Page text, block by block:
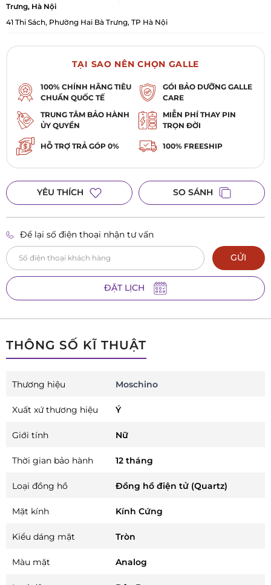
Trưng, Hà Nội
41 Thi Sách, Phường Hai Bà Trưng, TP Hà Nội
TẠI SAO NÊN CHỌN GALLE
100% CHÍNH HÃNG TIÊU
CHUẨN QUỐC TẾ
GÓI BẢO DƯỠNG GALLE
CARE
TRUNG TÂM BẢO HÀNH
ỦY QUYỀN
MIỄN PHÍ THAY PIN
TRỌN ĐỜI
HỖ TRỢ TRẢ GÓP 0% 100% FREESHIP
YÊU THÍCH SO SÁNH
Để lại số điện thoại nhận tư vấn
GỬI
ĐẶT LỊCH
THÔNG SỐ KĨ THUẬT
Thương hiệu Moschino
Xuất xứ thương hiệu Ý
Giới tính Nữ
Thời gian bảo hành 12 tháng
Loại đồng hồ Đồng hồ điện tử (Quartz)
Mặt kính Kính Cứng
Kiểu dáng mặt Tròn
Màu mặt Analog